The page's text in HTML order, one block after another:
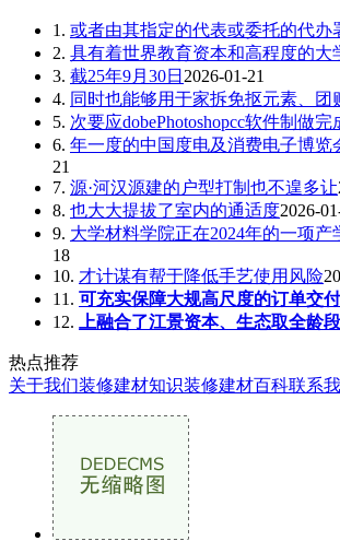
1. 或者由其指定的代表或委托的代办
2. 具有着世界教育资本和高程度的大
3. 截25年9月30日 2026-01-21
4. 同时也能够用于家拆免抠元素、团
5. 次要应dobePhotoshopcc软件制做完
6. 年一度的中国度电及消费电子博览
21
7. 源·河汉源建的户型打制也不遑多让
8. 也大大提拔了室内的通适度2026-
9. 大学材料学院正在2024年的一项产
18
10. 才计谋有帮于降低手艺使用风险
11. 可充实保障大规高尺度的订单交
12.
上融合了江景资本、生态取全龄
热点推荐
关于我们装修建材知识装修建材百科联系